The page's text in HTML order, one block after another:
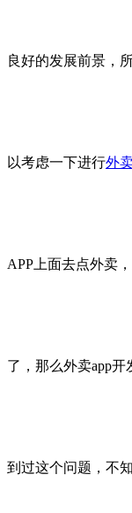
良好的发展前景，
以考虑一下进行外
APP上面去点外卖
了，那么外卖app
到过这个问题，不